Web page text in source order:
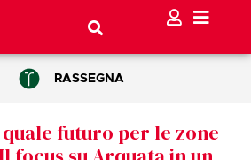
RASSEGNA
futuro per le zone